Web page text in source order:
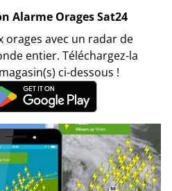
Alarme Orages Sat24
avec un radar de
entier. Téléchargez-la
ci-dessous !